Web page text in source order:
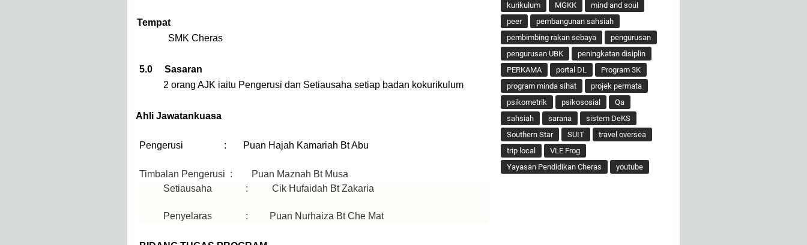
Tempat
SMK Cheras
5.0 Sasaran
2 orang AJK iaitu Pengerusi dan Setiausaha setiap badan kokurikulum
Ahli Jawatankuasa
Pengerusi : Puan Hajah Kamariah Bt Abu
Timbalan Pengerusi : Puan Maznah Bt Musa
Setiausaha : Cik Hufaidah Bt Zakaria
Penyelaras : Puan Nurhaiza Bt Che Mat
kurikulum
MGKK
mind and soul
peer
pembangunan sahsiah
pembimbing rakan sebaya
pengurusan
pengurusan UBK
peningkatan disiplin
PERKAMA
portal DL
Program 3K
program minda sihat
projek permata
psikometrik
psikososial
Qa
sahsiah
sarana
sistem DeKS
Southern Star
SUIT
travel oversea
trip local
VLE Frog
Yayasan Pendidikan Cheras
youtube